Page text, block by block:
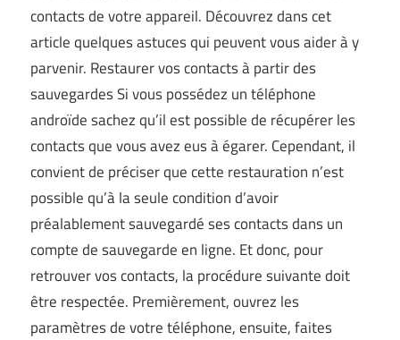
contacts de votre appareil. Découvrez dans cet
article quelques astuces qui peuvent vous aider à y
parvenir. Restaurer vos contacts à partir des
sauvegardes Si vous possédez un téléphone
androïde sachez qu’il est possible de récupérer les
contacts que vous avez eus à égarer. Cependant, il
convient de préciser que cette restauration n’est
possible qu’à la seule condition d’avoir
préalablement sauvegardé ses contacts dans un
compte de sauvegarde en ligne. Et donc, pour
retrouver vos contacts, la procédure suivante doit
être respectée. Premièrement, ouvrez les
paramètres de votre téléphone, ensuite, faites